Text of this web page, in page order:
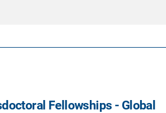
Fellowships - Global